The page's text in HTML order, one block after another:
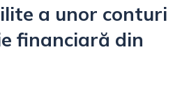
a unor conturi
financiară din